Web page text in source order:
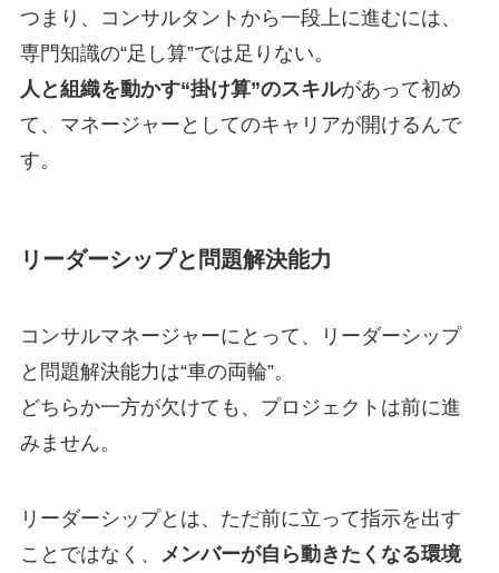
つまり、コンサルタントから一段上に進むには、
専門知識の“足し算”では足りない。
人と組織を動かす“掛け算”のスキルがあって初め
て、マネージャーとしてのキャリアが開けるんで
す。
リーダーシップと問題解決能力
コンサルマネージャーにとって、リーダーシップ
と問題解決能力は“車の両輪”。
どちらか一方が欠けても、プロジェクトは前に進
みません。
リーダーシップとは、ただ前に立って指示を出す
ことではなく、
メンバーが自ら動きたくなる環境